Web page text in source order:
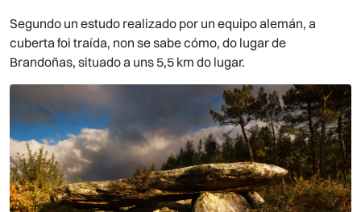
Segundo un estudo realizado por un equipo alemán, a
cuberta foi traída, non se sabe cómo, do lugar de
Brandoñas, situado a uns 5,5 km do lugar.